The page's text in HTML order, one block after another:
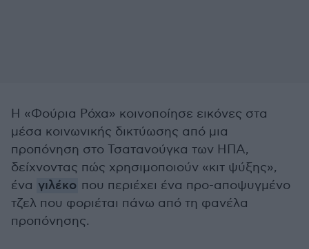
Η «Φούρια Ρόχα» κοινοποίησε εικόνες στα
μέσα κοινωνικής δικτύωσης από μια
προπόνηση στο Τσατανούγκα των ΗΠΑ,
δείχνοντας πώς χρησιμοποιούν «κιτ ψύξης»,
ένα γιλέκο που περιέχει ένα προ-αποψυγμένο
τζελ που φοριέται πάνω από τη φανέλα
προπόνησης.